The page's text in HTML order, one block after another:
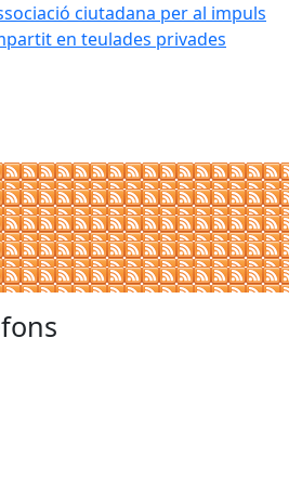
ciutadana per al impuls
en teulades privades